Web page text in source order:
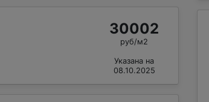
30002
руб/м2
Указана на
08.10.2025